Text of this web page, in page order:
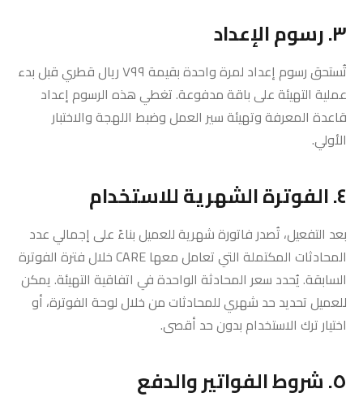
٣. رسوم الإعداد
تُستحق رسوم إعداد لمرة واحدة بقيمة ٧٩٩ ريال قطري قبل بدء
عملية التهيئة على باقة مدفوعة. تغطي هذه الرسوم إعداد
قاعدة المعرفة وتهيئة سير العمل وضبط اللهجة والاختبار
الأولي.
٤. الفوترة الشهرية للاستخدام
بعد التفعيل، تُصدر فاتورة شهرية للعميل بناءً على إجمالي عدد
المحادثات المكتملة التي تعامل معها CARE خلال فترة الفوترة
السابقة. يُحدد سعر المحادثة الواحدة في اتفاقية التهيئة. يمكن
للعميل تحديد حد شهري للمحادثات من خلال لوحة الفوترة، أو
اختيار ترك الاستخدام بدون حد أقصى.
٥. شروط الفواتير والدفع